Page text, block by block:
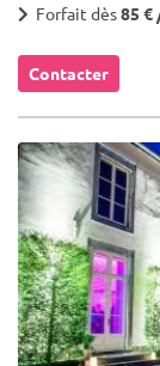
Forfait dès85 €
Contacter